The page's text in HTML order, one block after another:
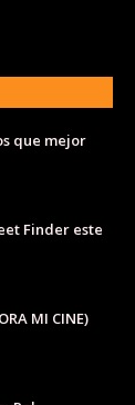
que mejor
Finder este
MI CINE)